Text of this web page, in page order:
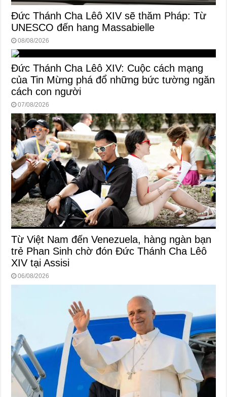
Đức Thánh Cha Lêô XIV sẽ thăm Pháp: Từ
UNESCO đến hang Massabielle
08/08/2026
Đức Thánh Cha Lêô XIV: Cuộc cách mạng
của Tin Mừng phá đổ những bức tường ngăn
cách con người
07/08/2026
Từ Việt Nam đến Venezuela, hàng ngàn bạn
trẻ Phan Sinh chờ đón Đức Thánh Cha Lêô
XIV tại Assisi
06/08/2026